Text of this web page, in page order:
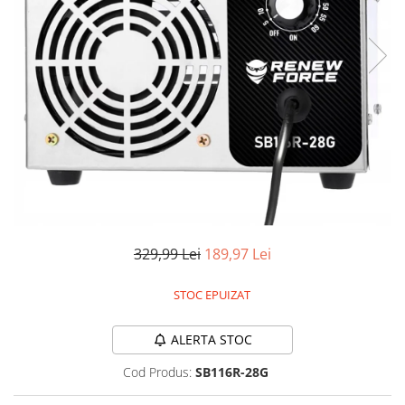
Pistoale de lipit
Termometre bucatarie
Tigai si Seturi
Unelte si aparate de masura
Uscatoare Rufe
Veioze si Lampi
Vopsele si Pigmenti
Perii de par electrice
Uscatoare de par
329,99 Lei 189,97 Lei
STOC EPUIZAT
ALERTA STOC
Cod Produs: SB116R-28G